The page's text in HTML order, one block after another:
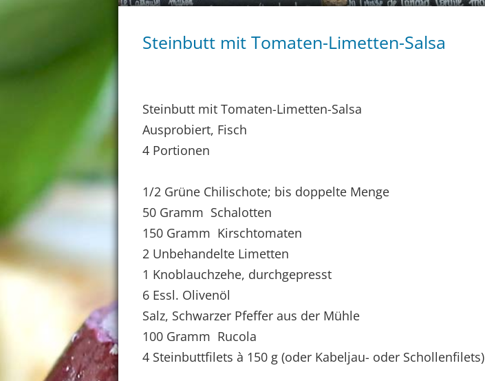
Steinbutt mit Tomaten-Limetten-Salsa
Steinbutt mit Tomaten-Limetten-Salsa
Ausprobiert, Fisch
4 Portionen
1/2 Grüne Chilischote; bis doppelte Menge
50 Gramm Schalotten
150 Gramm Kirschtomaten
2 Unbehandelte Limetten
1 Knoblauchzehe, durchgepresst
6 Essl. Olivenöl
Salz, Schwarzer Pfeffer aus der Mühle
100 Gramm Rucola
4 Steinbuttfilets à 150 g (oder Kabeljau- oder Schollenfilets)